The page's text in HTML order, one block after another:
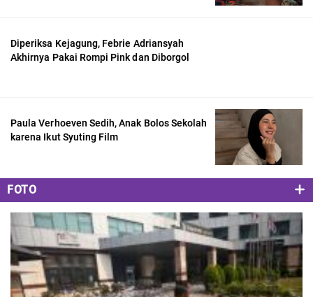
Diperiksa Kejagung, Febrie Adriansyah
Akhirnya Pakai Rompi Pink dan Diborgol
Paula Verhoeven Sedih, Anak Bolos Sekolah
karena Ikut Syuting Film
FOTO